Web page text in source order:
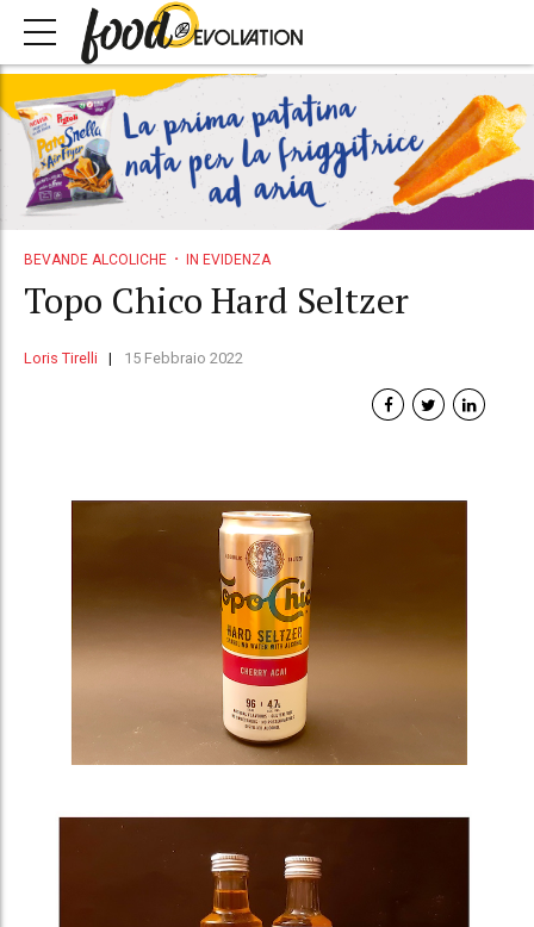
BEVANDE ALCOLICHE IN EVIDENZA
Topo Chico Hard Seltzer
Loris Tirelli 15 Febbraio 2022